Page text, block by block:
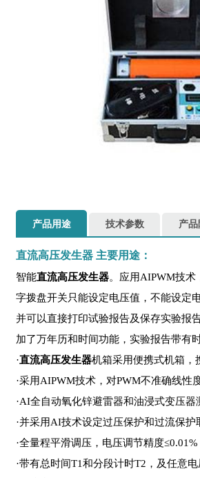
产品用途 技术参数 产品
直流高压发生器 主要用途：
智能直流高压发生器。应用AIPWM技
字拨盘开关只能设定电压值，不能设定
并可以直接打印试验报告及保存实验报
加了万年历和时间功能，实验报告带有
·直流高压发生器机箱采用便携式机箱，
·采用AIPWM技术，对PWM不准确线
·AI全自动氧化锌避雷器和油浸式变压
·并采用AI技术设定过压保护和过流保
·全量程平滑调压，电压调节精度
·带有总时间T1和分段计时T2，及任意电